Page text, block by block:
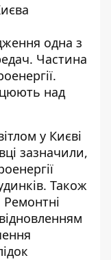
одна з
Частина
над
у Києві
зазначили,
Також
Ремонтні